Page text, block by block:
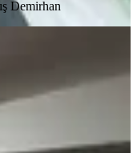
Demirhan
Tan